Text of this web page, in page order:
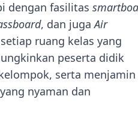
dengan fasilitas
, dan jugaAir
ruang kelas yang
peserta didik
serta menjamin
nyaman dan